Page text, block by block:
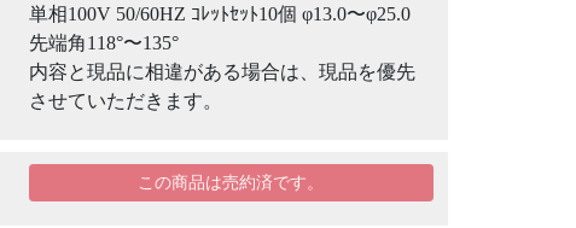
単相100V 50/60HZ ｺﾚｯﾄｾｯﾄ10個 φ13.0〜φ25.0
先端角118°〜135°
内容と現品に相違がある場合は、現品を優先
させていただきます。
この商品は売約済です。